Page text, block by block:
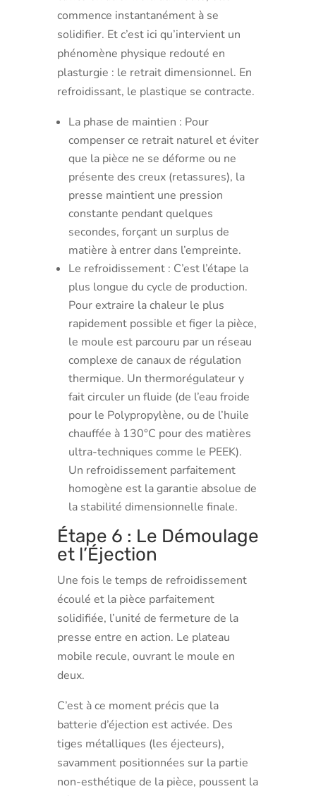
commence instantanément à se
solidifier. Et c’est ici qu’intervient un
phénomène physique redouté en
plasturgie : le retrait dimensionnel. En
refroidissant, le plastique se contracte.
La phase de maintien : Pour
compenser ce retrait naturel et éviter
que la pièce ne se déforme ou ne
présente des creux (retassures), la
presse maintient une pression
constante pendant quelques
secondes, forçant un surplus de
matière à entrer dans l’empreinte.
Le refroidissement : C’est l’étape la
plus longue du cycle de production.
Pour extraire la chaleur le plus
rapidement possible et figer la pièce,
le moule est parcouru par un réseau
complexe de canaux de régulation
thermique. Un thermorégulateur y
fait circuler un fluide (de l’eau froide
pour le Polypropylène, ou de l’huile
chauffée à 130°C pour des matières
ultra-techniques comme le PEEK).
Un refroidissement parfaitement
homogène est la garantie absolue de
la stabilité dimensionnelle finale.
Étape 6 : Le Démoulage
et l’Éjection
Une fois le temps de refroidissement
écoulé et la pièce parfaitement
solidifiée, l’unité de fermeture de la
presse entre en action. Le plateau
mobile recule, ouvrant le moule en
deux.
C’est à ce moment précis que la
batterie d’éjection est activée. Des
tiges métalliques (les éjecteurs),
savamment positionnées sur la partie
non-esthétique de la pièce, poussent la